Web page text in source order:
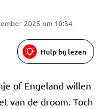
2025 om 10:34
Hulp bij lezen
of Engeland willen
van de droom. Toch